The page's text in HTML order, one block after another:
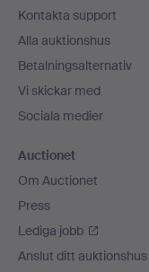
Kontakta support
Alla auktionshus
Betalningsalternativ
Vi skickar med
Sociala medier
Auctionet
Om Auctionet
Press
Lediga jobb
Anslut ditt auktionshus